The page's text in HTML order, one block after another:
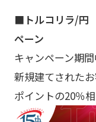
■トルコリラ/円
ペーン
キャンペーン期
新規建てされた
ポイントの20％